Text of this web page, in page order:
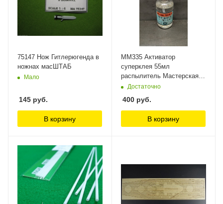
75147 Нож Гитлерюгенда в
ножнах масШТАБ
Мало
145 руб.
В корзину
MM335 Активатор
суперклея 55мл
распылитель Мастерская
Мажор Моделс
Достаточно
400 руб.
В корзину